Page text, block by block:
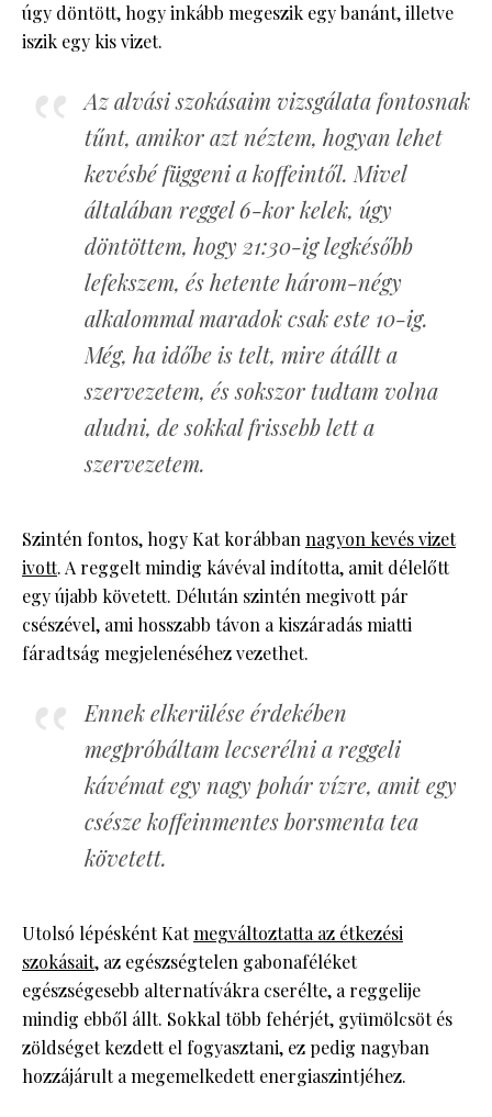
úgy döntött, hogy inkább megeszik egy banánt, illetve
iszik egy kis vizet.
Az alvási szokásaim vizsgálata fontosnak
tűnt, amikor azt néztem, hogyan lehet
kevésbé függeni a koffeintől. Mivel
általában reggel 6-kor kelek, úgy
döntöttem, hogy 21:30-ig legkésőbb
lefekszem, és hetente három-négy
alkalommal maradok csak este 10-ig.
Még, ha időbe is telt, mire átállt a
szervezetem, és sokszor tudtam volna
aludni, de sokkal frissebb lett a
szervezetem.
Szintén fontos, hogy Kat korábbannagyon kevés vizet
ivott. A reggelt mindig kávéval indította, amit délelőtt
egy újabb követett. Délután szintén megivott pár
csészével, ami hosszabb távon a kiszáradás miatti
fáradtság megjelenéséhez vezethet.
Ennek elkerülése érdekében
megpróbáltam lecserélni a reggeli
kávémat egy nagy pohár vízre, amit egy
csésze koffeinmentes borsmenta tea
követett.
Utolsó lépésként Katmegváltoztatta az étkezési
szokásait, az egészségtelen gabonaféléket
egészségesebb alternatívákra cserélte, a reggelije
mindig ebből állt. Sokkal több fehérjét, gyümölcsöt és
zöldséget kezdett el fogyasztani, ez pedig nagyban
hozzájárult a megemelkedett energiaszintjéhez.